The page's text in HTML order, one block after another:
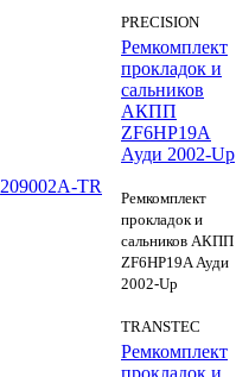
PRECISION
209002A-TR
Ремкомплект
прокладок и
сальников
АКПП
ZF6HP19A
Ауди 2002-Up
Ремкомплект
прокладок и
сальников АКПП
ZF6HP19A Ауди
2002-Up
TRANSTEC
Ремкомплект
прокладок и